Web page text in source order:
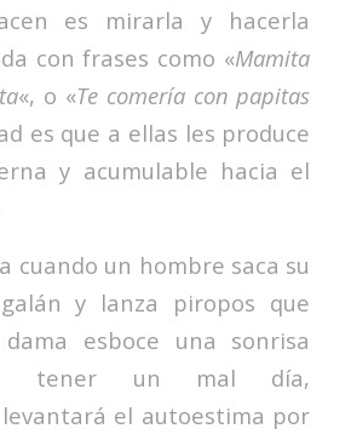
es mirarla y hacerla
con frases como «Mamita
«, o «Te comería con papitas
es que a ellas les produce
y acumulable hacia el
cuando un hombre saca su
y lanza piropos que
esboce una sonrisa
tener un mal día,
el autoestima por